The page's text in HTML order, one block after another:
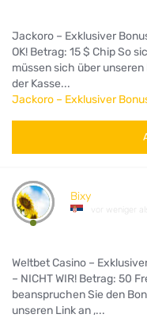
Jackoro – Exklusiver
OK! Betrag: 15 $ Chip So
müssen sich über
der Kasse...
Jackoro – Exklusiver
Bixy
vor weniger
Weltbet Casino –
– NICHT WIR! Betrag: 50
beanspruchen Sie den
unseren Link an ,...